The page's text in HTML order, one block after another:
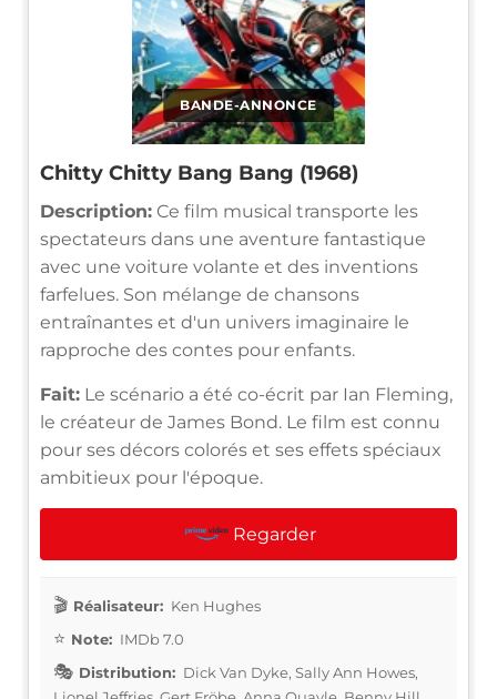
BANDE-ANNONCE
Chitty Chitty Bang Bang (1968)
Description: Ce film musical transporte les
spectateurs dans une aventure fantastique
avec une voiture volante et des inventions
farfelues. Son mélange de chansons
entraînantes et d'un univers imaginaire le
rapproche des contes pour enfants.
Fait: Le scénario a été co-écrit par Ian Fleming,
le créateur de James Bond. Le film est connu
pour ses décors colorés et ses effets spéciaux
ambitieux pour l'époque.
Regarder
Réalisateur: Ken Hughes
Note: IMDb 7.0
Distribution: Dick Van Dyke, Sally Ann Howes,